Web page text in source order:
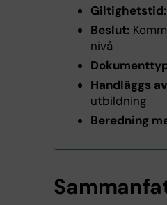
Giltighetstid:
Beslut:
nivå
Handläggs
utbildning
Beredning